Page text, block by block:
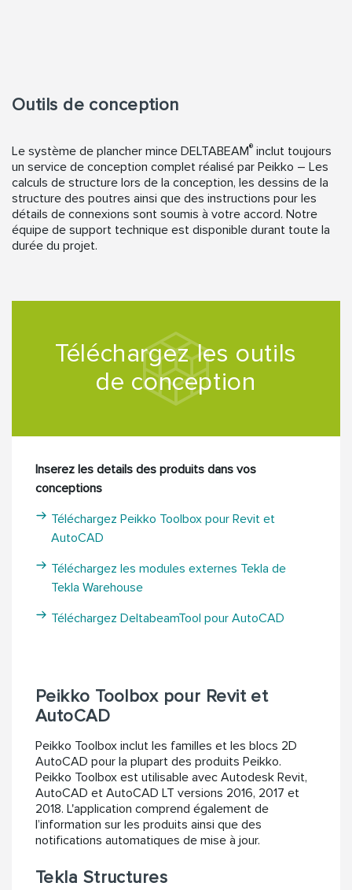
Outils de conception
Le système de plancher mince DELTABEAM® inclut toujours
un service de conception complet réalisé par Peikko – Les
calculs de structure lors de la conception, les dessins de la
structure des poutres ainsi que des instructions pour les
détails de connexions sont soumis à votre accord. Notre
équipe de support technique est disponible durant toute la
durée du projet.
Téléchargez les outils
de conception
Inserez les details des produits dans vos
conceptions
Téléchargez Peikko Toolbox pour Revit et
AutoCAD
Téléchargez les modules externes Tekla de
Tekla Warehouse
Téléchargez DeltabeamTool pour AutoCAD
Peikko Toolbox pour Revit et
AutoCAD
Peikko Toolbox inclut les familles et les blocs 2D
AutoCAD pour la plupart des produits Peikko.
Peikko Toolbox est utilisable avec Autodesk Revit,
AutoCAD et AutoCAD LT versions 2016, 2017 et
2018. L'application comprend également de
l’information sur les produits ainsi que des
notifications automatiques de mise à jour.
Tekla Structures